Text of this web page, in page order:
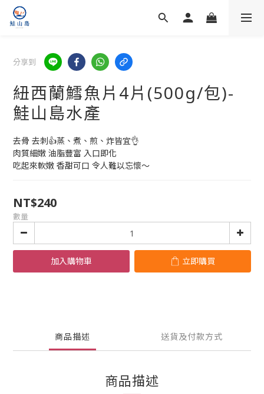
分享到
紐西蘭鱈魚片4片(500g/包)-
鮭山島水產
去骨 去刺👍蒸、煮、煎、炸皆宜👌
肉質細嫩 油脂豐富 入口即化
吃起來軟嫩 香甜可口 令人難以忘懷～
NT$240
數量
加入購物車 立即購買
商品描述 送貨及付款方式
商品描述